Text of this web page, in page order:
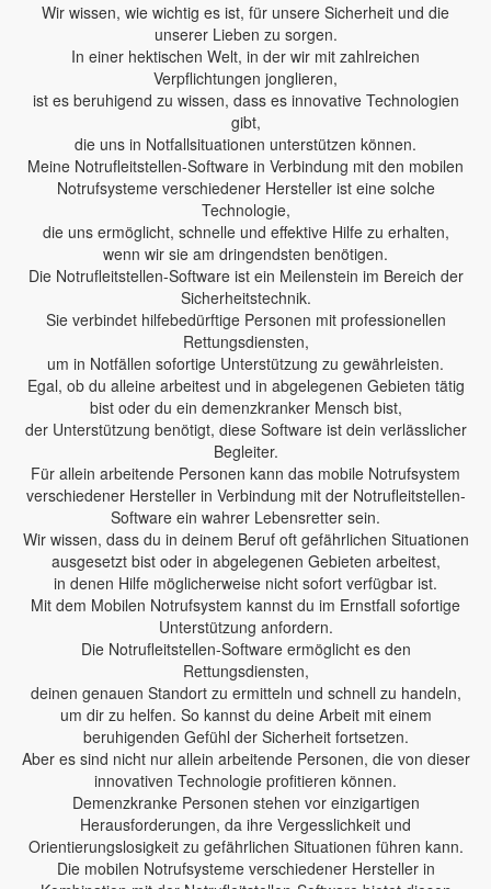
Wir wissen, wie wichtig es ist, für unsere Sicherheit und die
unserer Lieben zu sorgen.
In einer hektischen Welt, in der wir mit zahlreichen
Verpflichtungen jonglieren,
ist es beruhigend zu wissen, dass es innovative Technologien
gibt,
die uns in Notfallsituationen unterstützen können.
Meine Notrufleitstellen-Software in Verbindung mit den mobilen
Notrufsysteme verschiedener Hersteller ist eine solche
Technologie,
die uns ermöglicht, schnelle und effektive Hilfe zu erhalten,
wenn wir sie am dringendsten benötigen.
Die Notrufleitstellen-Software ist ein Meilenstein im Bereich der
Sicherheitstechnik.
Sie verbindet hilfebedürftige Personen mit professionellen
Rettungsdiensten,
um in Notfällen sofortige Unterstützung zu gewährleisten.
Egal, ob du alleine arbeitest und in abgelegenen Gebieten tätig
bist oder du ein demenzkranker Mensch bist,
der Unterstützung benötigt, diese Software ist dein verlässlicher
Begleiter.
Für allein arbeitende Personen kann das mobile Notrufsystem
verschiedener Hersteller in Verbindung mit der Notrufleitstellen-
Software ein wahrer Lebensretter sein.
Wir wissen, dass du in deinem Beruf oft gefährlichen Situationen
ausgesetzt bist oder in abgelegenen Gebieten arbeitest,
in denen Hilfe möglicherweise nicht sofort verfügbar ist.
Mit dem Mobilen Notrufsystem kannst du im Ernstfall sofortige
Unterstützung anfordern.
Die Notrufleitstellen-Software ermöglicht es den
Rettungsdiensten,
deinen genauen Standort zu ermitteln und schnell zu handeln,
um dir zu helfen. So kannst du deine Arbeit mit einem
beruhigenden Gefühl der Sicherheit fortsetzen.
Aber es sind nicht nur allein arbeitende Personen, die von dieser
innovativen Technologie profitieren können.
Demenzkranke Personen stehen vor einzigartigen
Herausforderungen, da ihre Vergesslichkeit und
Orientierungslosigkeit zu gefährlichen Situationen führen kann.
Die mobilen Notrufsysteme verschiedener Hersteller in